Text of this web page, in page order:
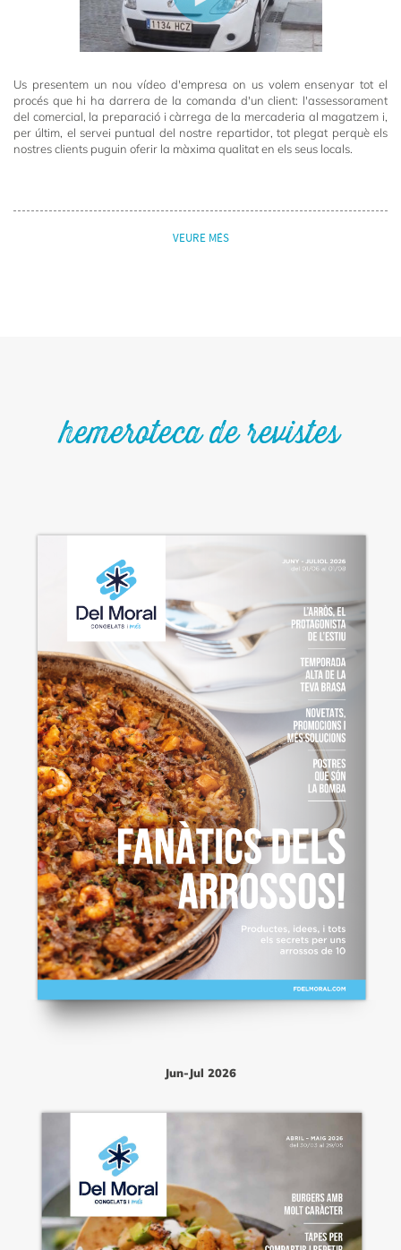
Us presentem un nou vídeo d'empresa on us volem ensenyar tot el
procés que hi ha darrera de la comanda d'un client: l'assessorament
del comercial, la preparació i càrrega de la mercaderia al magatzem i,
per últim, el servei puntual del nostre repartidor, tot plegat perquè els
nostres clients puguin oferir la màxima qualitat en els seus locals.
VEURE MÉS
hemeroteca de revistes
Jun-Jul 2026